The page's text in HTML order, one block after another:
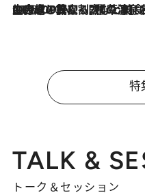
2026.7.10
NEW OPEN！【界 草津】名湯の地に誕生。趣の異なる2種の温泉と上州ならではの会席・蕎麦割烹など美食を味わう究極の癒やし旅
特
TALK &
トーク＆セッション